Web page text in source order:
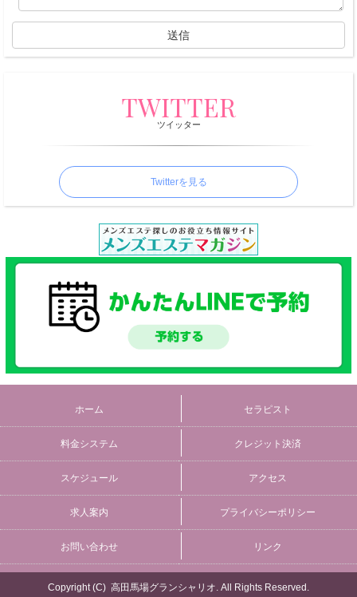
お
問
ら
送信
TWITTER
ツイッター
Twitterを見る
ホーム セラピスト
料金システム クレジット決済
スケジュール アクセス
求人案内 プライバシーポリシー
お問い合わせ リンク
Copyright (C) 高田馬場グランシャリオ. All Rights Reserved.